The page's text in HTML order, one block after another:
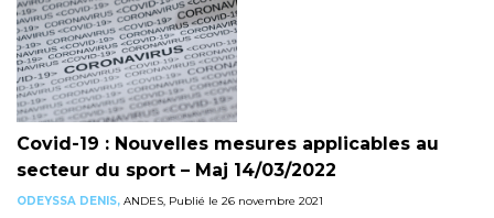
Covid-19 : Nouvelles mesures applicables au
secteur du sport – Maj 14/03/2022
ODEYSSA DENIS, ANDES, Publié le 26 novembre 2021